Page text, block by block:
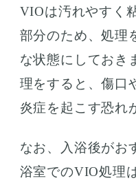
VIOは汚れやすく
部分のため、処理
な状態にしておき
理をすると、傷口
炎症を起こす恐れ
なお、入浴後がお
浴室でのVIO処理